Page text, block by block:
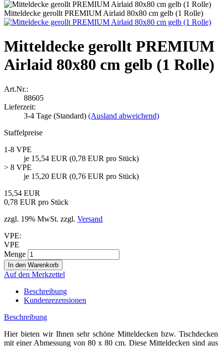
Mitteldecke gerollt PREMIUM Airlaid 80x80 cm gelb (1 Rolle)
Mitteldecke gerollt PREMIUM
Airlaid 80x80 cm gelb (1 Rolle)
Art.Nr.:
88605
Lieferzeit:
3-4 Tage (Standard) (Ausland abweichend)
Staffelpreise
1-8 VPE
je 15,54 EUR (0,78 EUR pro Stück)
> 8 VPE
je 15,20 EUR (0,76 EUR pro Stück)
15,54 EUR
0,78 EUR pro Stück
zzgl. 19% MwSt. zzgl. Versand
VPE:
VPE
Menge
Auf den Merkzettel
Beschreibung
Kundenrezensionen
Beschreibung
Hier bieten wir Ihnen sehr schöne Mitteldecken bzw. Tischdecken
mit einer Abmessung von 80 x 80 cm. Diese Mitteldecken sind aus